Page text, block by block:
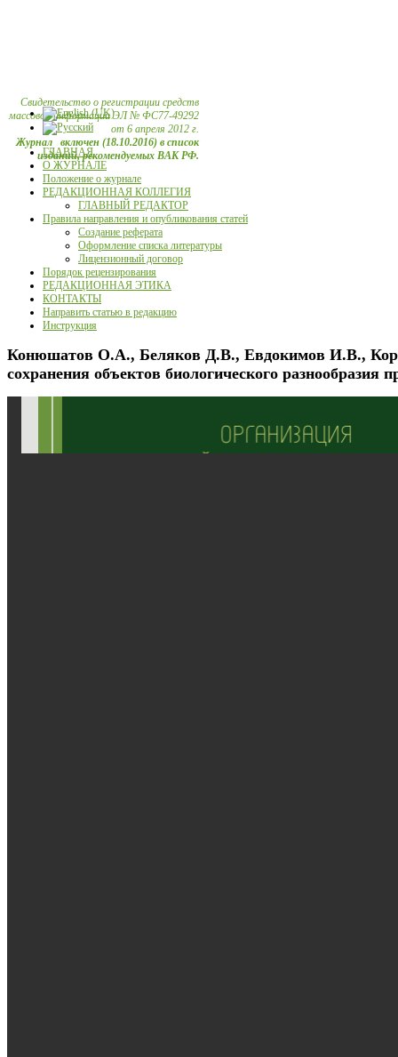
Свидетельство о регистрации средств
массовой информации ЭЛ № ФС77-49292
от 6 апреля 2012 г.
Журнал включен (18.10.2016) в список
изданий, рекомендуемых ВАК РФ.
ГЛАВНАЯ
О ЖУРНАЛЕ
Положение о журнале
РЕДАКЦИОННАЯ КОЛЛЕГИЯ
ГЛАВНЫЙ РЕДАКТОР
Правила направления и опубликования статей
Создание реферата
Оформление списка литературы
Лицензионный договор
Порядок рецензирования
РЕДАКЦИОННАЯ ЭТИКА
КОНТАКТЫ
Направить статью в редакцию
Инструкция
Конюшатов О.А., Беляков Д.В., Евдокимов И.В.,
сохранения объектов биологического разнообразия